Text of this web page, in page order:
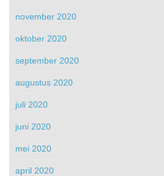
november 2020
oktober 2020
september 2020
augustus 2020
juli 2020
juni 2020
mei 2020
april 2020